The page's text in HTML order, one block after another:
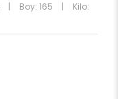
| Boy: 165 |
Kilo: